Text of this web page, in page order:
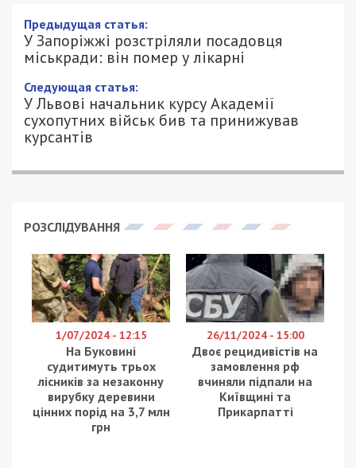
Предыдущая статья:
У Запоріжжі розстріляли посадовця
міськради: він помер у лікарні
Следующая статья:
У Львові начальник курсу Академії
сухопутних військ бив та принижував
курсантів
РОЗСЛІДУВАННЯ
1/07/2024 - 12:15
На Буковині
судитимуть трьох
лісників за незаконну
вирубку деревини
цінних порід на 3,7 млн
грн
26/11/2024 - 15:00
Двоє рецидивістів на
замовлення рф
вчиняли підпали на
Київщині та
Прикарпатті